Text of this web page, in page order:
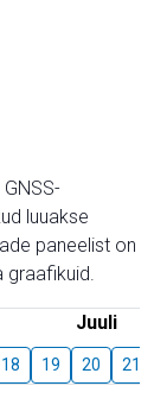
luuakse
paneelist on
Juuli
18 19 20 21